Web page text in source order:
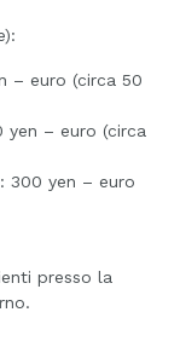
– euro (circa 50
– euro (circa
300 yen – euro
presso la